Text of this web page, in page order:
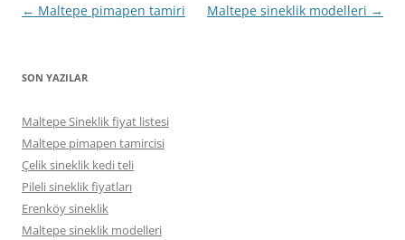
Yazı
← Maltepe pimapen tamiri Maltepe sineklik modelleri →
SON YAZILAR
Maltepe Sineklik fiyat listesi
Maltepe pimapen tamircisi
Çelik sineklik kedi teli
Pileli sineklik fiyatları
Erenköy sineklik
Maltepe sineklik modelleri